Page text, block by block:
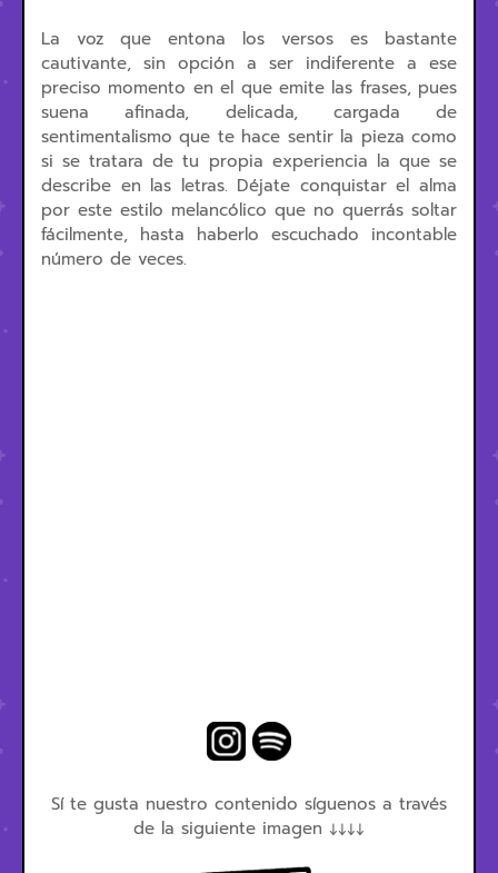
La voz que entona los versos es bastante
cautivante, sin opción a ser indiferente a ese
preciso momento en el que emite las frases, pues
suena afinada, delicada, cargada de
sentimentalismo que te hace sentir la pieza como
si se tratara de tu propia experiencia la que se
describe en las letras. Déjate conquistar el alma
por este estilo melancólico que no querrás soltar
fácilmente, hasta haberlo escuchado incontable
número de veces.
Sí te gusta nuestro contenido síguenos a través
de la siguiente imagen ↓↓↓↓